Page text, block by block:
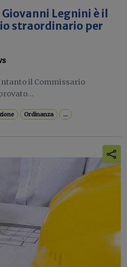
Legnini è il
straordinario per
il Commissario
Ordinanza ...